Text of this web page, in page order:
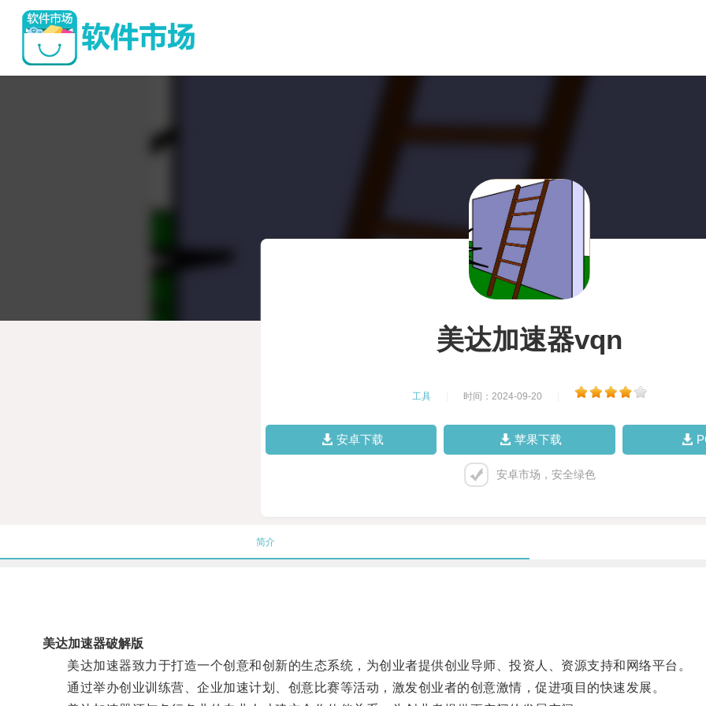
美达加速器vqn
工具 时间：2024-09-20
安卓下载 苹果下载
安卓市场，安全绿色
简介
美达加速器破解版
美达加速器致力于打造一个创意和创新的生态系统，为创业者提供创业导师、投资人、资源支持和网络平台。
通过举办创业训练营、企业加速计划、创意比赛等活动，激发创业者的创意激情，促进项目的快速发展。